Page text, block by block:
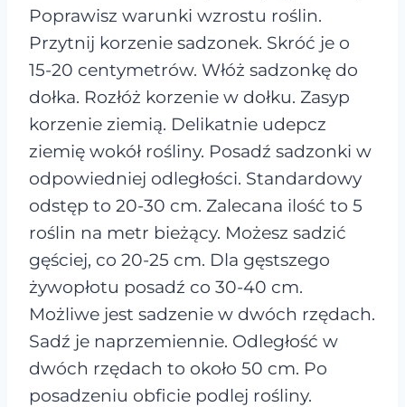
Poprawisz warunki wzrostu roślin.
Przytnij korzenie sadzonek. Skróć je o
15-20 centymetrów. Włóż sadzonkę do
dołka. Rozłóż korzenie w dołku. Zasyp
korzenie ziemią. Delikatnie udepcz
ziemię wokół rośliny. Posadź sadzonki w
odpowiedniej odległości. Standardowy
odstęp to 20-30 cm. Zalecana ilość to 5
roślin na metr bieżący. Możesz sadzić
gęściej, co 20-25 cm. Dla gęstszego
żywopłotu posadź co 30-40 cm.
Możliwe jest sadzenie w dwóch rzędach.
Sadź je naprzemiennie. Odległość w
dwóch rzędach to około 50 cm. Po
posadzeniu obficie podlej rośliny.